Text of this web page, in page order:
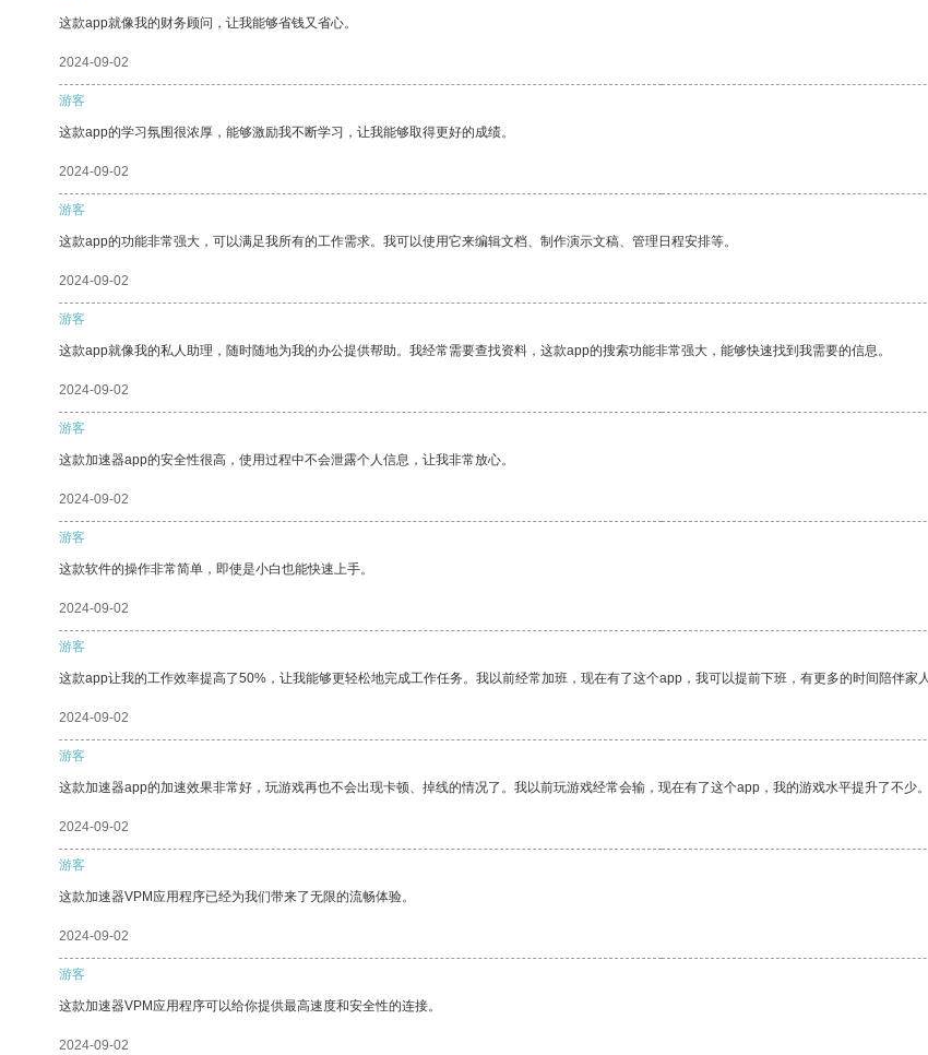
这款app就像我的财务顾问，让我能够省钱又省心。
2024-09-02
游客
这款app的学习氛围很浓厚，能够激励我不断学习，让我能够取得更好的成绩。
2024-09-02
游客
这款app的功能非常强大，可以满足我所有的工作需求。我可以使用它来编辑文档、制作演示文稿、管理日程安排等。
2024-09-02
游客
这款app就像我的私人助理，随时随地为我的办公提供帮助。我经常需要查找资料，这款app的搜索功能非常强大，能够快速找到我需要的信息。
2024-09-02
游客
这款加速器app的安全性很高，使用过程中不会泄露个人信息，让我非常放心。
2024-09-02
游客
这款软件的操作非常简单，即使是小白也能快速上手。
2024-09-02
游客
这款app让我的工作效率提高了50%，让我能够更轻松地完成工作任务。我以前经常加班，现在有了这个app，我可以提前下班，有更多的时间陪伴家人
2024-09-02
游客
这款加速器app的加速效果非常好，玩游戏再也不会出现卡顿、掉线的情况了。我以前玩游戏经常会输，现在有了这个app，我的游戏水平提升了不少。
2024-09-02
游客
这款加速器VPM应用程序已经为我们带来了无限的流畅体验。
2024-09-02
游客
这款加速器VPM应用程序可以给你提供最高速度和安全性的连接。
2024-09-02